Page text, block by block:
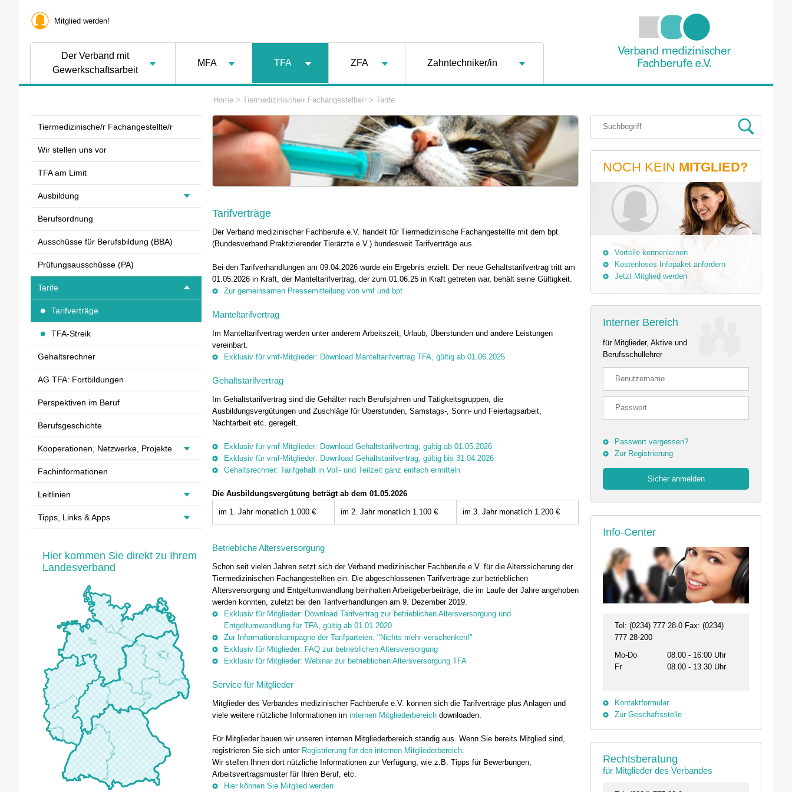
Mitglied werden!
Der Verband mit
Gewerkschaftsarbeit
MFA TFA ZFA Zahntechniker/in
Home > Tiermedizinische/r Fachangestellte/r > Tarife
Tarifverträge
Der Verband medizinischer Fachberufe e.V. handelt für Tiermedizinische Fachangestellte mit dem bpt
(Bundesverband Praktizierender Tierärzte e.V.) bundesweit Tarifverträge aus.
Bei den Tarifverhandlungen am 09.04.2026 wurde ein Ergebnis erzielt. Der neue Gehaltstarifvertrag tritt am
01.05.2026 in Kraft, der Manteltarifvertrag, der zum 01.06.25 in Kraft getreten war, behält seine Gültigkeit.
Zur gemeinsamen Pressemitteilung von vmf und bpt
Manteltarifvertrag
Im Manteltarifvertrag werden unter anderem Arbeitszeit, Urlaub, Überstunden und andere Leistungen
vereinbart.
Exklusiv für vmf-Mitglieder: Download Manteltarifvertrag TFA, gültig ab 01.06.2025
Gehaltstarifvertrag
Im Gehaltstarifvertrag sind die Gehälter nach Berufsjahren und Tätigkeitsgruppen, die
Ausbildungsvergütungen und Zuschläge für Überstunden, Samstags-, Sonn- und Feiertagsarbeit,
Nachtarbeit etc. geregelt.
Exklusiv für vmf-Mitglieder: Download Gehaltstarifvertrag, gültig ab 01.05.2026
Exklusiv für vmf-Mitglieder: Download Gehaltstarifvertrag, gültig bis 31.04.2026
Gehaltsrechner: Tarifgehalt in Voll- und Teilzeit ganz einfach ermitteln
Die Ausbildungsvergütung beträgt ab dem 01.05.2026
im 1. Jahr monatlich 1.000 € im 2. Jahr monatlich 1.100 € im 3. Jahr monatlich 1.200 €
Betriebliche Altersversorgung
Schon seit vielen Jahren setzt sich der Verband medizinischer Fachberufe e.V. für die Alterssicherung der
Tiermedizinischen Fachangestellten ein. Die abgeschlossenen Tarifverträge zur betrieblichen
Altersversorgung und Entgeltumwandlung beinhalten Arbeitgeberbeiträge, die im Laufe der Jahre angehoben
werden konnten, zuletzt bei den Tarifverhandlungen am 9. Dezember 2019.
Exklusiv für Mitglieder: Download Tarifvertrag zur betrieblichen Altersversorgung und
Entgeltumwandlung für TFA, gültig ab 01.01.2020
Zur Informationskampagne der Tarifparteien: "Nichts mehr verschenken!"
Exklusiv für Mitglieder: FAQ zur betrieblichen Altersversorgung
Exklusiv für Mitglieder: Webinar zur betrieblichen Altersversorgung TFA
Service für Mitglieder
Mitglieder des Verbandes medizinischer Fachberufe e.V. können sich die Tarifverträge plus Anlagen und
viele weitere nützliche Informationen im internen Mitgliederbereich downloaden.
Für Mitglieder bauen wir unseren internen Mitgliederbereich ständig aus. Wenn Sie bereits Mitglied sind,
registrieren Sie sich unter Registrierung für den internen Mitgliederbereich
Wir stellen Ihnen dort nützliche Informationen zur Verfügung, wie z.B. Tipps für Bewerbungen,
Arbeitsvertragsmuster für Ihren Beruf, etc.
Hier können Sie Mitglied werden
NOCH KEIN MITGLIED?
Vorteile kennenlernen
Kostenloses Infopaket anfordern
Jetzt Mitglied werden
Interner Bereich
für Mitglieder, Aktive und
Berufsschullehrer
Passwort vergessen?
Zur Registrierung
Info-Center
Tel: (0234) 777 28-0 Fax: (0234)
777 28-200
Mo-Do
08.00 - 16:00 Uhr
Fr
08.00 - 13.30 Uhr
Kontaktformular
Zur Geschäftsstelle
Rechtsberatung
für Mitglieder des Verbandes
Tiermedizinische/r Fachangestellte/r
Wir stellen uns vor
TFA am Limit
Ausbildung
Berufsordnung
Ausschüsse für Berufsbildung (BBA)
Prüfungsausschüsse (PA)
Tarife
Tarifverträge
TFA-Streik
Gehaltsrechner
AG TFA: Fortbildungen
Perspektiven im Beruf
Berufsgeschichte
Kooperationen, Netzwerke, Projekte
Fachinformationen
Leitlinien
Tipps, Links & Apps
Hier kommen Sie direkt zu Ihrem
Landesverband